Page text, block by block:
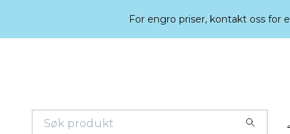
For engro priser, kontakt oss for